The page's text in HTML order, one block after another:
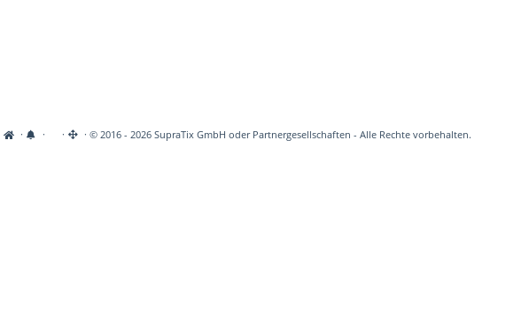
· · · · © 2016 - 2026 SupraTix GmbH oder Partnergesellschaften - Alle Rechte vorbehalten.